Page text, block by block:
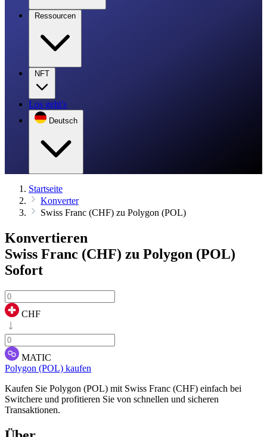
Ressourcen
NFT
Los geht's
Deutsch
Startseite
Konverter
Swiss Franc (CHF) zu Polygon (POL)
Konvertieren
Swiss Franc (CHF) zu Polygon (POL)
Sofort
CHF
MATIC
Polygon (POL) kaufen
Kaufen Sie Polygon (POL) mit Swiss Franc (CHF) einfach bei
Switchere und profitieren Sie von schnellen und sicheren
Transaktionen.